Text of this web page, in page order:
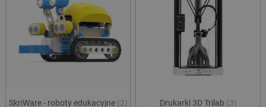
SkriWare - roboty edukacyjne (2) Drukarki 3D Trilab (3)